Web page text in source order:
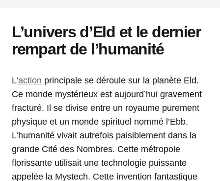
L’univers d’Eld et le dernier
rempart de l’humanité
L’action principale se déroule sur la planète Eld.
Ce monde mystérieux est aujourd’hui gravement
fracturé. Il se divise entre un royaume purement
physique et un monde spirituel nommé l’Ebb.
L’humanité vivait autrefois paisiblement dans la
grande Cité des Nombres. Cette métropole
florissante utilisait une technologie puissante
appelée la Mystech. Cette invention fantastique